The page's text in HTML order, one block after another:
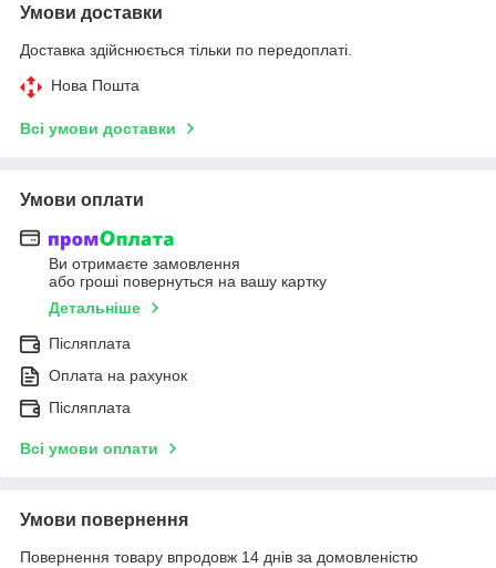
Умови доставки
Доставка здійснюється тільки по передоплаті.
Нова Пошта
Всі умови доставки
Умови оплати
Ви отримаєте замовлення
або гроші повернуться на вашу картку
Детальніше
Післяплата
Оплата на рахунок
Післяплата
Всі умови оплати
Умови повернення
Повернення товару впродовж 14 днів за домовленістю